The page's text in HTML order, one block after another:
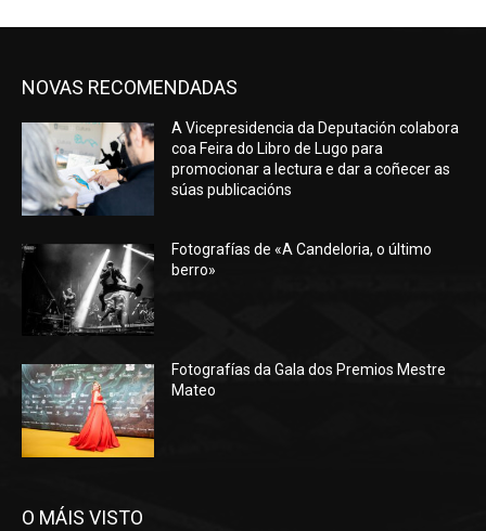
NOVAS RECOMENDADAS
A Vicepresidencia da Deputación colabora
coa Feira do Libro de Lugo para
promocionar a lectura e dar a coñecer as
súas publicacións
Fotografías de «A Candeloria, o último
berro»
Fotografías da Gala dos Premios Mestre
Mateo
O MÁIS VISTO